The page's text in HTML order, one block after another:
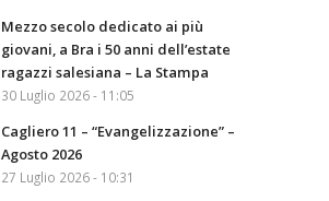
Mezzo secolo dedicato ai più
giovani, a Bra i 50 anni dell’estate
ragazzi salesiana – La Stampa
30 Luglio 2026 - 11:05
Cagliero 11 – “Evangelizzazione” –
Agosto 2026
27 Luglio 2026 - 10:31